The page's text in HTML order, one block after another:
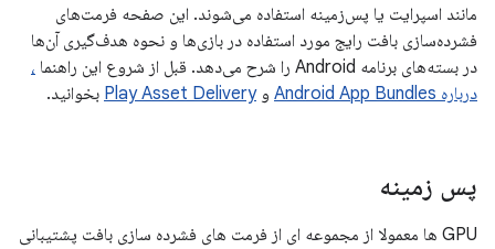
مانند اسپرایت یا پس‌زمینه استفاده می‌شوند. این صفحه فرمت‌های
فشرده‌سازی بافت رایج مورد استفاده در بازی‌ها و نحوه هدف‌گیری آن‌ها
در بسته‌های برنامه Android را شرح می‌دهد. قبل از شروع این راهنما
،
درباره Android App Bundles
وPlay Asset Delivery بخوانید.
پس زمینه
GPU ها معمولا از مجموعه ای از فرمت های فشرده سازی بافت پشتیبانی